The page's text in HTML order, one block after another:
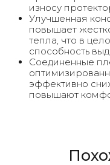
износу
Улучшенная
повышает
тепла, что в
способность
Соединенные
эффективно
повышают